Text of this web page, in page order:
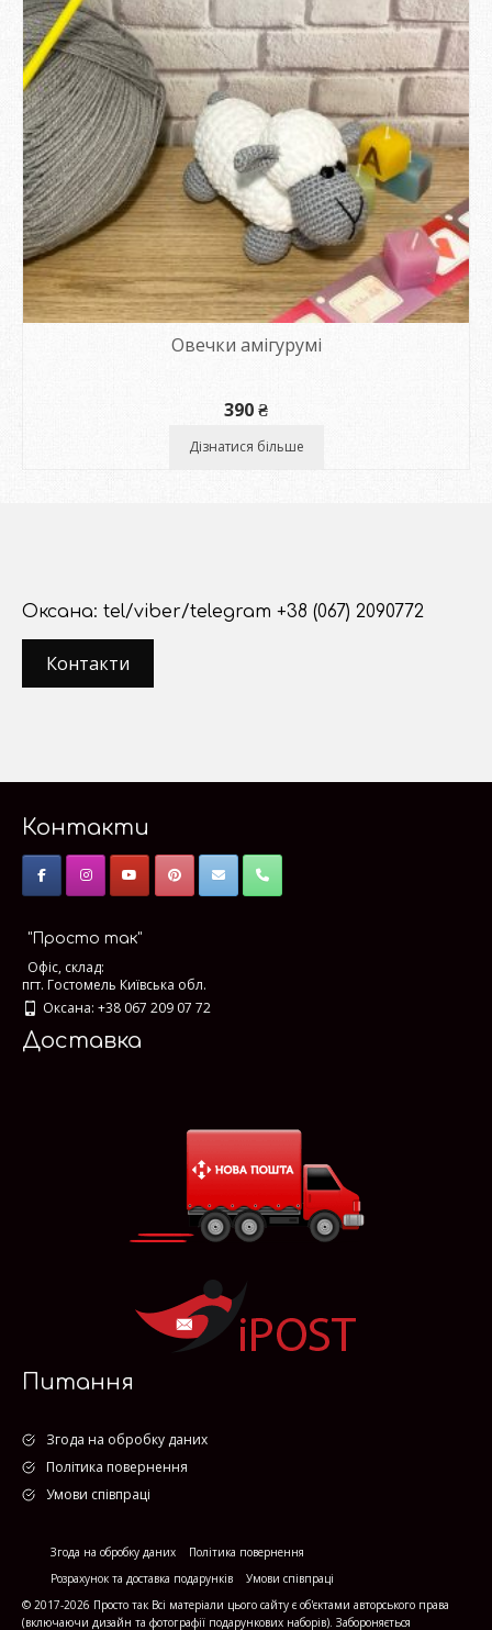
Овечки амігурумі
390₴
Дізнатися більше
Оксана: tel/viber/telegram +38 (067) 2090772
Контакти
Контакти
"Просто так"
Офіс, склад:
пгт. Гостомель Київська обл.
Оксана: +38 067 209 07 72
Доставка
Питання
Згода на обробку даних
Політика повернення
Умови співпраці
Згода на обробку даних
Політика повернення
Розрахунок та доставка подарунків
Умови співпраці
© 2017-2026 Просто так Всі матеріали цього сайту є об'єктами авторського права
(включаючи дизайн та фотографії подарункових наборів). Забороняється